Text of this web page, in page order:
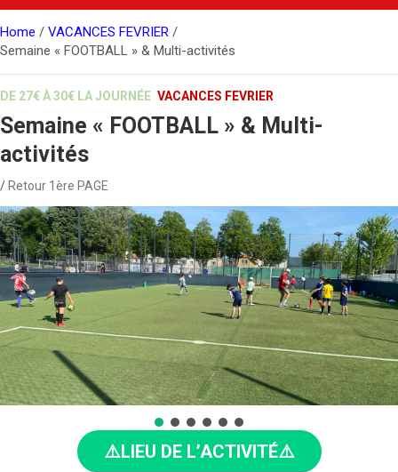
Home
VACANCES FEVRIER
Semaine « FOOTBALL » & Multi-activités
DE 27€ À 30€ LA JOURNÉE VACANCES FEVRIER
Semaine « FOOTBALL » & Multi-
activités
Retour 1ère PAGE
⚠️LIEU DE L’ACTIVITÉ⚠️